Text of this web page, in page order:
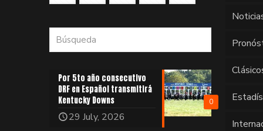
0
Por 5to año consecutivo
DRF en Español transmitirá
Kentucky Downs
29 July, 2026